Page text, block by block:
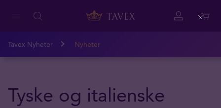
Tavex Nyheter Nyheter
Tyske og italienske
Close